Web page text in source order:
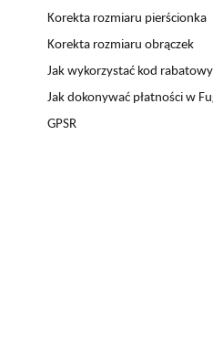
Korekta rozmiaru pierścionka
Korekta rozmiaru obrączek
Jak wykorzystać kod rabatowy
Jak dokonywać płatności w
GPSR